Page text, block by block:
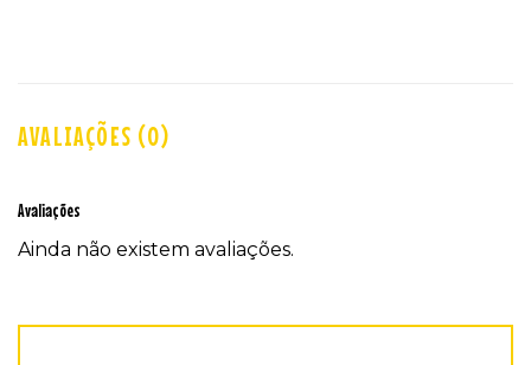
AVALIAÇÕES (0)
Avaliações
Ainda não existem avaliações.